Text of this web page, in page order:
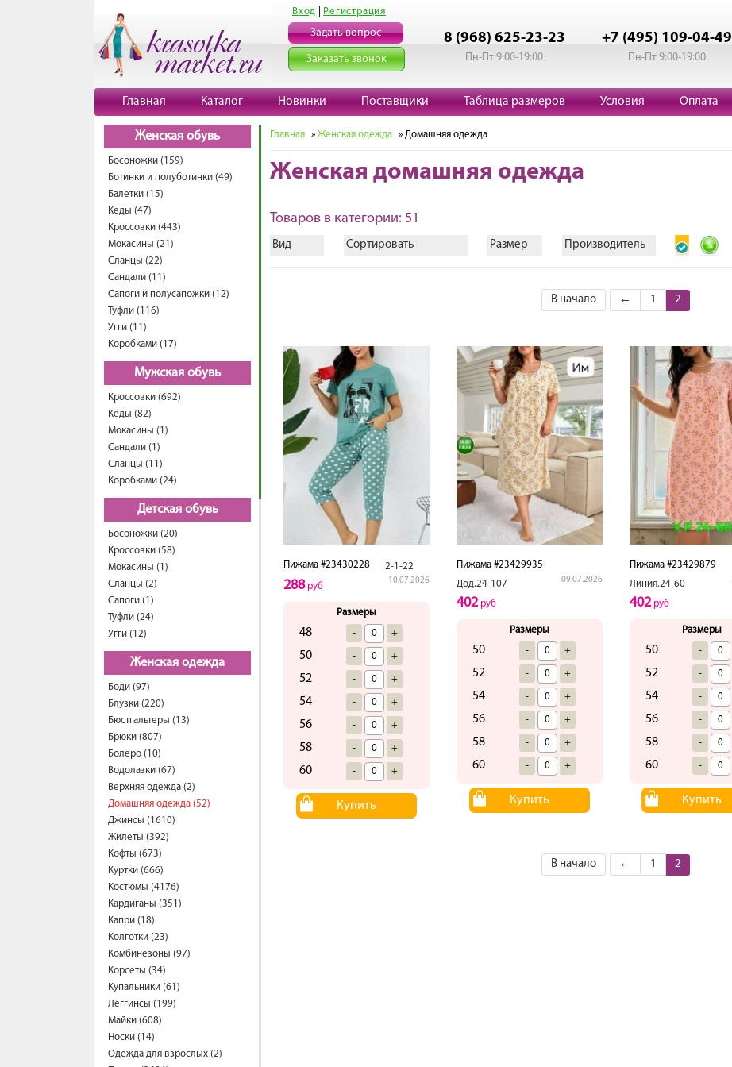
Вход Регистрация
Задать вопрос
Заказать звонок
8 (968) 625-23-23
Пн-Пт 9:00-19:00
+7 (495) 109-04-49
Пн-Пт 9:00-19:00
Главная Каталог Новинки Поставщики Таблица размеров Условия Оплата
Женская обувь
Босоножки (159)
Ботинки и полуботинки (49)
Балетки (15)
Кеды (47)
Кроссовки (443)
Мокасины (21)
Сланцы (22)
Сандали (11)
Сапоги и полусапожки (12)
Туфли (116)
Угги (11)
Коробками (17)
Мужская обувь
Кроссовки (692)
Кеды (82)
Мокасины (1)
Сандали (1)
Сланцы (11)
Коробками (24)
Детская обувь
Босоножки (20)
Кроссовки (58)
Мокасины (1)
Сланцы (2)
Сапоги (1)
Туфли (24)
Угги (12)
Женская одежда
Боди (97)
Блузки (220)
Бюстгальтеры (13)
Брюки (807)
Болеро (10)
Водолазки (67)
Верхняя одежда (2)
Домашняя одежда (52)
Джинсы (1610)
Жилеты (392)
Кофты (673)
Куртки (666)
Костюмы (4176)
Кардиганы (351)
Капри (18)
Колготки (23)
Комбинезоны (97)
Корсеты (34)
Купальники (61)
Леггинсы (199)
Майки (608)
Носки (14)
Одежда для взрослых (2)
Главная » Женская одежда » Домашняя одежда
Женская домашняя одежда
Товаров в категории: 51
Вид Сортировать Размер Производитель
В начало ← 1 2
Пижама #23430228 2-1-22
10.07.2026
288руб
Размеры
48 - +
50 - +
52 - +
54 - +
56 - +
58 - +
60 - +
Купить
Пижама #23429935
Дод.24-107
09.07.2026
402руб
Размеры
50 - +
52 - +
54 - +
56 - +
58 - +
60 - +
Купить
Пижама #23429879
Линия.24-60
402руб
Размеры
50 -
52 -
54 -
56 -
58 -
60 -
Купить
В начало ← 1 2